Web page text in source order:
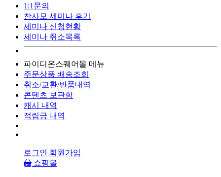
1:1문의
찬사모 세미나 후기
세미나 신청현황
세미나 취소목록
파이디온스퀘어몰 메뉴
주문상품 배송조회
취소/교환/반품내역
콘텐츠 보관함
캐시 내역
적립금 내역
로그인 회원가입
쇼핑몰